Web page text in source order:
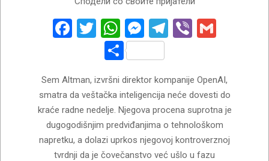
Facebook
Twitter
WhatsApp
Messenger
Telegram
Viber
Share
Sem Altman, izvršni direktor kompanije OpenAI,
smatra da veštačka inteligencija neće dovesti do
kraće radne nedelje. Njegova procena suprotna je
dugogodišnjim predviđanjima o tehnološkom
napretku, a dolazi uprkos njegovoj kontroverznoj
tvrdnji da je čovečanstvo već ušlo u fazu